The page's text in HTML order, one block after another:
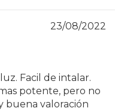
23/08/2022
Facil de intalar.
potente, pero no
buena valoración